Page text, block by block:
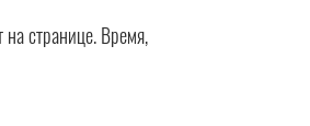
на странице. Время,